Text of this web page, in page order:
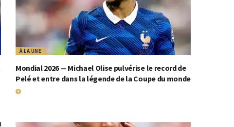
À LA UNE
Mondial 2026 — Michael Olise pulvérise le record de
Pelé et entre dans la légende de la Coupe du monde